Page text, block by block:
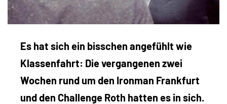
Es hat sich ein bisschen angefühlt wie
Klassenfahrt: Die vergangenen zwei
Wochen rund um den Ironman Frankfurt
und den Challenge Roth hatten es in sich.